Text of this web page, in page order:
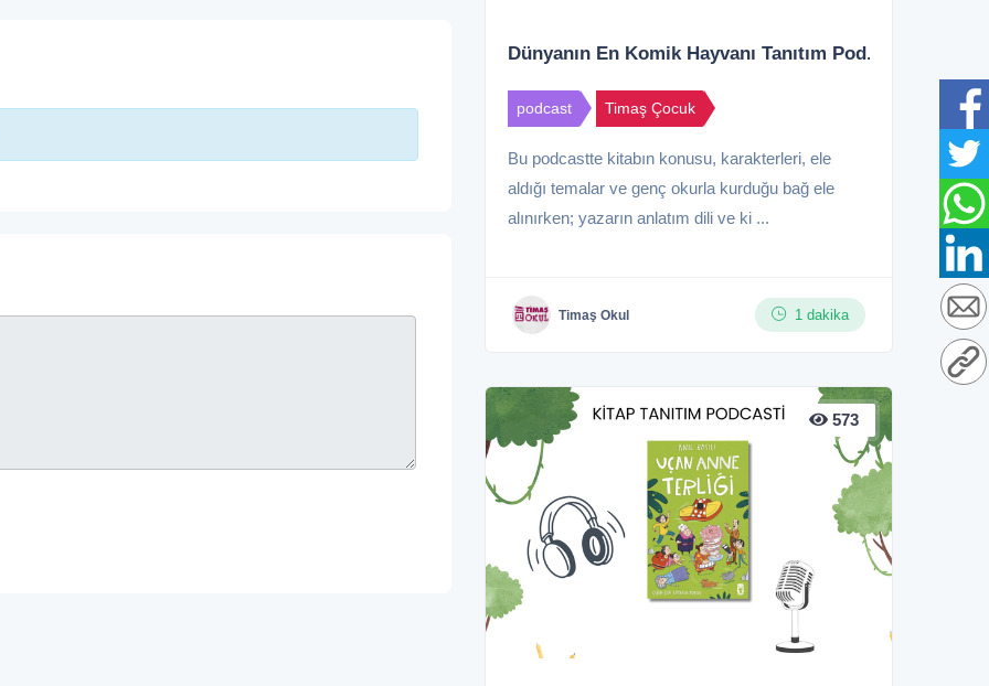
Dünyanın En Komik Hayvanı Tanıtım Pod...
podcast Timaş Çocuk
Bu podcastte kitabın konusu, karakterleri, ele
aldığı temalar ve genç okurla kurduğu bağ ele
alınırken; yazarın anlatım dili ve ki ...
Timaş Okul 1 dakika
573